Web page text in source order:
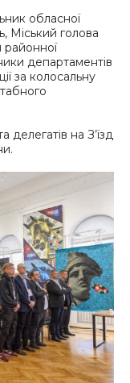
обласної
Міський голова
департаментів
за колосальну
делегатів на З’їзд